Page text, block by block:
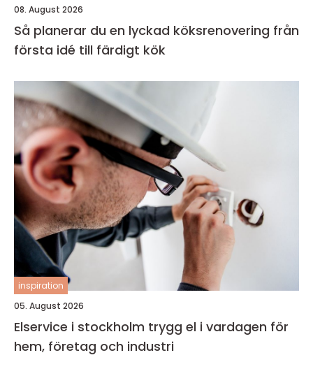
08. August 2026
Så planerar du en lyckad köksrenovering från
första idé till färdigt kök
inspiration
05. August 2026
Elservice i stockholm trygg el i vardagen för
hem, företag och industri